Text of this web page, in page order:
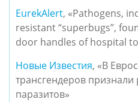
EurekAlert, «Pathogens,
resistant “superbugs”,
door handles of hospital
Новые Известия, «В
трансгендеров
паразитов»